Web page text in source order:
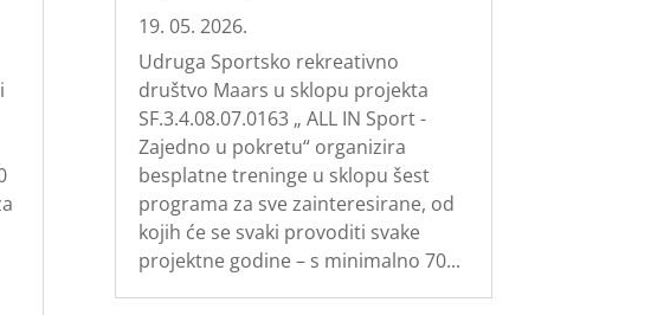
19. 05. 2026.
Udruga Sportsko rekreativno
društvo Maars u sklopu projekta
SF.3.4.08.07.0163 „ ALL IN Sport -
Zajedno u pokretu“ organizira
besplatne treninge u sklopu šest
programa za sve zainteresirane, od
kojih će se svaki provoditi svake
projektne godine – s minimalno 70...